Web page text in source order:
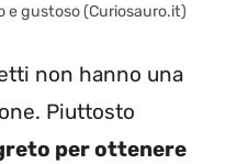
e gustoso (Curiosauro.it)
non hanno una
Piuttosto
per ottenere